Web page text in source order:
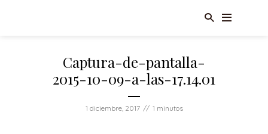
Captura-de-pantalla-
2015-10-09-a-las-17.14.01
1 diciembre, 2017 1 minutos